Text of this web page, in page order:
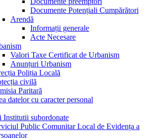
Documente Potențiali Cumpărători
Arendă
Informații generale
Acte Necesare
Valori Taxe Certificat de Urbanism
Anunțuri Urbanism
Poliția Locală
civilă
Paritară
datelor cu caracter personal
Institutii subordonate
Public Comunitar Local de Evidența a